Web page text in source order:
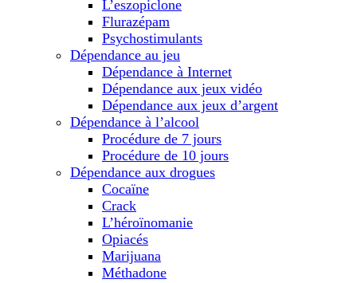
L’eszopiclone
Flurazépam
Psychostimulants
Dépendance au jeu
Dépendance à Internet
Dépendance aux jeux vidéo
Dépendance aux jeux d’argent
Dépendance à l’alcool
Procédure de 7 jours
Procédure de 10 jours
Dépendance aux drogues
Cocaïne
Crack
L’héroïnomanie
Opiacés
Marijuana
Méthadone